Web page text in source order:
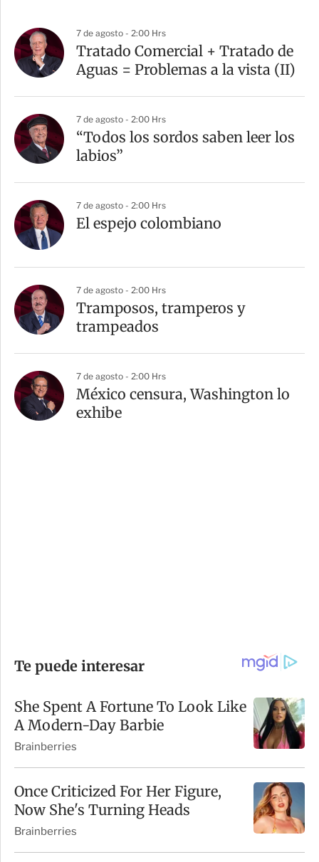
7 de agosto - 2:00 Hrs
Tratado Comercial + Tratado de
Aguas = Problemas a la vista (II)
7 de agosto - 2:00 Hrs
“Todos los sordos saben leer los
labios”
7 de agosto - 2:00 Hrs
El espejo colombiano
7 de agosto - 2:00 Hrs
Tramposos, tramperos y
trampeados
7 de agosto - 2:00 Hrs
México censura, Washington lo
exhibe